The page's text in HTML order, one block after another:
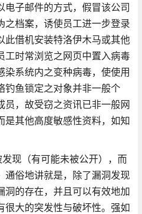
电子邮件的方式，假冒该公司
之档案，诱使员工进一步登录
此借机安装特洛伊木马或其他
工时常浏览之网页中置入病毒
染系统内之变种病毒，使使用
钓鱼锁定之对象并非一般个
员，故受窃之资讯已非一般网
是其他高度敏感性资料，如知
现（有可能未被公开），而
通俗地讲就是，除了漏洞发现
洞的存在，并且可以有效地加
很大的突发性与破坏性。强如